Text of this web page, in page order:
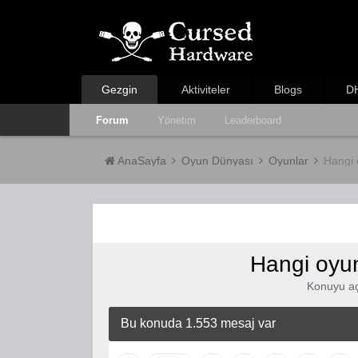
Gezgin
Forum Yönetim Leaderboard
Aktiviteler Blogs
AnaSayfa Oyun Dünyası Oyunlar Hangi
Hangi
Konuyu
Bu konuda 1.553 mesaj var